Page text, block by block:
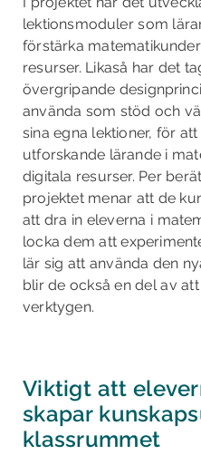
lektionsmoduler som
förstärka
resurser. Likaså har det
övergripande
använda som stöd och
sina egna lektioner, för
utforskande lärande i
digitala resurser. Per
projektet menar att de
att dra in eleverna i
locka dem att
lär sig att använda den
blir de också en del av
verktygen.
Viktigt att
skapar
klassrummet